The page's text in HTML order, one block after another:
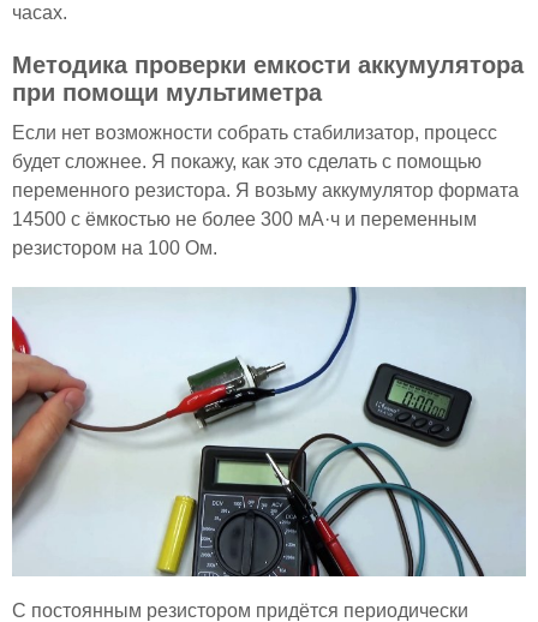
часах.
Методика проверки емкости аккумулятора
при помощи мультиметра
Если нет возможности собрать стабилизатор, процесс
будет сложнее. Я покажу, как это сделать с помощью
переменного резистора. Я возьму аккумулятор формата
14500 с ёмкостью не более 300 мА·ч и переменным
резистором на 100 Ом.
С постоянным резистором придётся периодически